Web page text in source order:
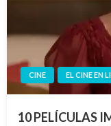
CINE EL CINE EN
10 PELÍCULAS